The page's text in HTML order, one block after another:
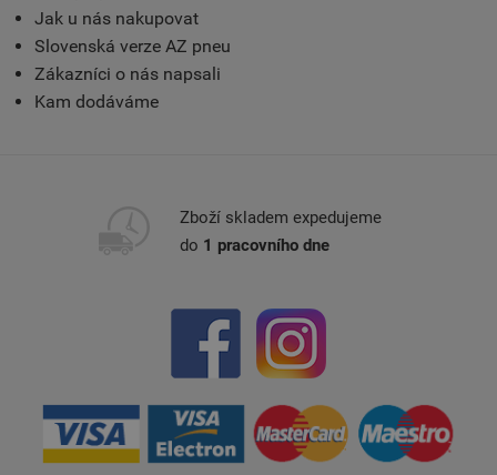
Jak u nás nakupovat
Slovenská verze AZ pneu
Zákazníci o nás napsali
Kam dodáváme
Zboží skladem expedujeme
do 1 pracovního dne